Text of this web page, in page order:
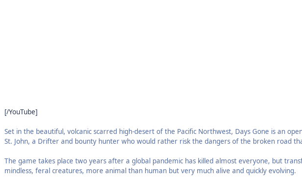
[/YouTube]
Set in the beautiful, volcanic scarred high-desert of the Pacific Northwest, Days Gone is an
St. John, a Drifter and bounty hunter who would rather risk the dangers of the broken road
The game takes place two years after a global pandemic has killed almost everyone, but
mindless, feral creatures, more animal than human but very much alive and quickly evolving.